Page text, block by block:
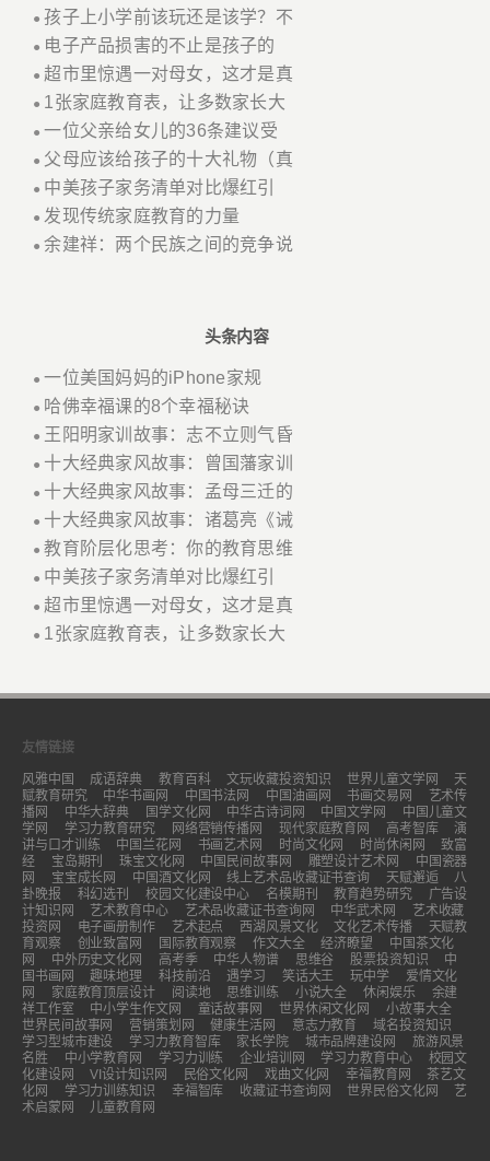
●孩子上小学前该玩还是该学？不
● 电子产品损害的不止是孩子的
● 超市里惊遇一对母女，这才是真
● 1张家庭教育表，让多数家长大
●一位父亲给女儿的36条建议受
● 父母应该给孩子的十大礼物（真
● 中美孩子家务清单对比爆红引
●发现传统家庭教育的力量
●余建祥：两个民族之间的竞争说
头条内容
●一位美国妈妈的iPhone家规
● 哈佛幸福课的8个幸福秘诀
● 王阳明家训故事：志不立则气昏
● 十大经典家风故事：曾国藩家训
● 十大经典家风故事：孟母三迁的
● 十大经典家风故事：诸葛亮《诫
●教育阶层化思考：你的教育思维
● 中美孩子家务清单对比爆红引
● 超市里惊遇一对母女，这才是真
● 1张家庭教育表，让多数家长大
友情链接
风雅中国 成语辞典 教育百科 文玩收藏投资知识 世界儿童文学网
天
赋教育研究
中华书画网 中国书法网 中国油画网 书画交易网
艺术传
播网
中华大辞典 国学文化网 中华古诗词网 中国文学网
中国儿童文
学网
学习力教育研究 网络营销传播网 现代家庭教育网 高考智库
演
讲与口才训练
中国兰花网 书画艺术网 时尚文化网 时尚休闲网
致富
经
宝岛期刊 珠宝文化网 中国民间故事网 雕塑设计艺术网
中国瓷器
网
宝宝成长网 中国酒文化网 线上艺术品收藏证书查询 天赋邂逅
八
卦晚报
科幻选刊 校园文化建设中心 名模期刊 教育趋势研究
广告设
计知识网
艺术教育中心 艺术品收藏证书查询网 中华武术网
艺术收藏
投资网
电子画册制作 艺术起点 西湖风景文化 文化艺术传播
天赋教
育观察
创业致富网 国际教育观察 作文大全 经济瞭望
中国茶文化
网
中外历史文化网 高考季 中华人物谱 思维谷 股票投资知识
中
国书画网
趣味地理 科技前沿 遇学习 笑话大王 玩中学
爱情文化
网
家庭教育顶层设计 阅读地 思维训练 小说大全 休闲娱乐
余建
祥工作室
中小学生作文网 童话故事网 世界休闲文化网
小故事大全
世界民间故事网
营销策划网 健康生活网 意志力教育
域名投资知识
学习型城市建设
学习力教育智库 家长学院 城市品牌建设网
旅游风景
名胜
中小学教育网 学习力训练 企业培训网 学习力教育中心
校园文
化建设网
VI设计知识网 民俗文化网 戏曲文化网 幸福教育网
茶艺文
化网
学习力训练知识 幸福智库 收藏证书查询网 世界民俗文化网
艺
术启蒙网
儿童教育网